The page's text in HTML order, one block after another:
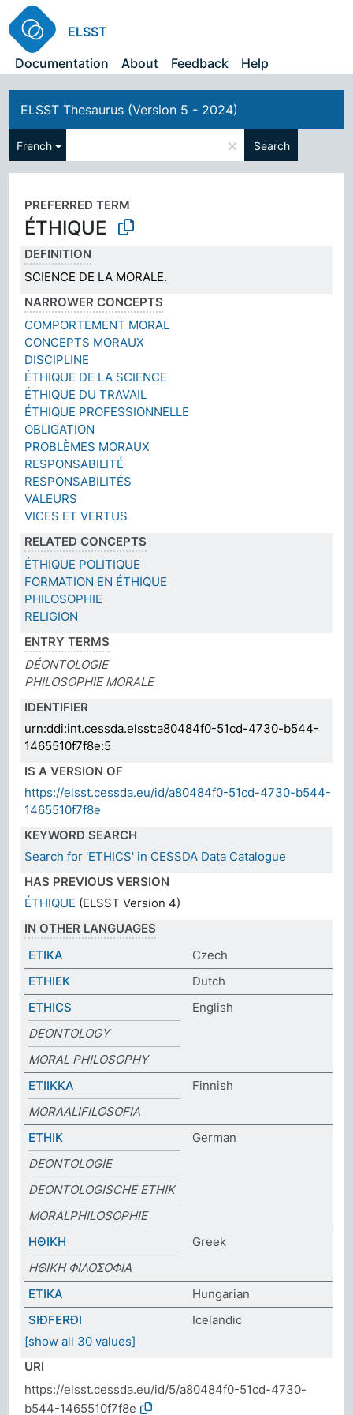
ELSST
Documentation
About Feedback Help
ELSST Thesaurus (Version 5 - 2024)
French × Search
PREFERRED TERM
ÉTHIQUE
DEFINITION
SCIENCE DE LA MORALE.
NARROWER CONCEPTS
COMPORTEMENT MORAL
CONCEPTS MORAUX
DISCIPLINE
ÉTHIQUE DE LA SCIENCE
ÉTHIQUE DU TRAVAIL
ÉTHIQUE PROFESSIONNELLE
OBLIGATION
PROBLÈMES MORAUX
RESPONSABILITÉ
RESPONSABILITÉS
VALEURS
VICES ET VERTUS
RELATED CONCEPTS
ÉTHIQUE POLITIQUE
FORMATION EN ÉTHIQUE
PHILOSOPHIE
RELIGION
ENTRY TERMS
DÉONTOLOGIE
PHILOSOPHIE MORALE
IDENTIFIER
urn:ddi:int.cessda.elsst:a80484f0-51cd-4730-b544-
1465510f7f8e:5
IS A VERSION OF
https://elsst.cessda.eu/id/a80484f0-51cd-4730-b544-
1465510f7f8e
KEYWORD SEARCH
Search for 'ETHICS' in CESSDA Data Catalogue
HAS PREVIOUS VERSION
ÉTHIQUE (ELSST Version 4)
IN OTHER LANGUAGES
ETIKA
Czech
ETHIEK
Dutch
ETHICS
English
DEONTOLOGY
MORAL PHILOSOPHY
ETIIKKA
Finnish
MORAALIFILOSOFIA
ETHIK
German
DEONTOLOGIE
DEONTOLOGISCHE ETHIK
MORALPHILOSOPHIE
ΗΘΙΚΗ
Greek
ΗΘΙΚΗ ΦΙΛΟΣΟΦΙΑ
ETIKA
Hungarian
SIÐFERÐI
Icelandic
[show all 30 values]
URI
https://elsst.cessda.eu/id/5/a80484f0-51cd-4730-
b544-1465510f7f8e